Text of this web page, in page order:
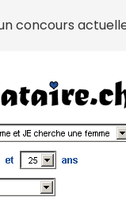
concours